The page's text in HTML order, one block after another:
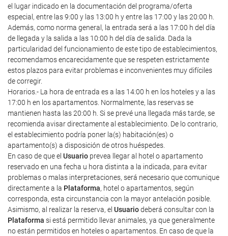
el lugar indicado en la documentación del programa/oferta
especial, entre las 9:00 y las 13:00 h y entre las 17:00 y las 20:00 h.
Además, como norma general, la entrada será a las 17:00 h del día
de llegada y la salida a las 10:00 h del día de salida. Dada la
particularidad del funcionamiento de este tipo de establecimientos,
recomendamos encarecidamente que se respeten estrictamente
estos plazos para evitar problemas e inconvenientes muy difíciles
de corregir.
Horarios.- La hora de entrada es a las 14:00 h en los hoteles y a las
17:00 h en los apartamentos. Normalmente, las reservas se
mantienen hasta las 20:00 h. Si se prevé una llegada más tarde, se
recomienda avisar directamente al establecimiento. De lo contrario,
el establecimiento podría poner la(s) habitación(es) o
apartamento(s) a disposición de otros huéspedes.
En caso de que el Usuario prevea llegar al hotel o apartamento
reservado en una fecha u hora distinta a la indicada, para evitar
problemas o malas interpretaciones, será necesario que comunique
directamente a la Plataforma, hotel o apartamentos, según
corresponda, esta circunstancia con la mayor antelación posible.
Asimismo, al realizar la reserva, el Usuariodeberá consultar con la
Plataforma si está permitido llevar animales, ya que generalmente
no están permitidos en hoteles o apartamentos. En caso de que la